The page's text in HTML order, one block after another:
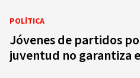
POLÍTICA
Jóvenes de partidos
juventud no garantiza